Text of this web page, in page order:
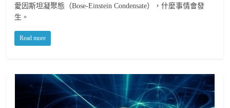
愛因斯坦凝聚態（Bose-Einstein Condensate），什麼事情會發
生。
Read more